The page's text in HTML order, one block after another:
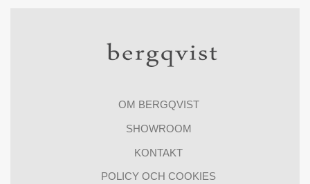
OM BERGQVIST
SHOWROOM
KONTAKT
POLICY OCH COOKIES